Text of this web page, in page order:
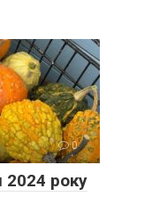
0
2024 року